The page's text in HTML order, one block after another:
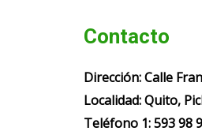
Contacto
Dirección:Calle
Localidad:Quito,
Teléfono 1: 593 98